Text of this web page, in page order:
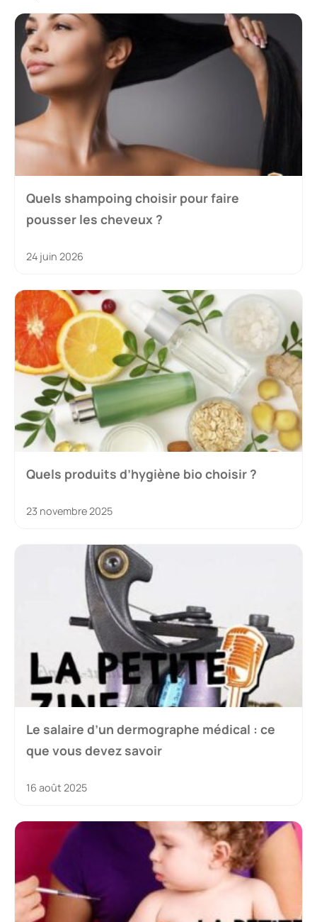
Quels shampoing choisir pour faire
pousser les cheveux ?
24 juin 2026
Quels produits d’hygiène bio choisir ?
23 novembre 2025
Le salaire d’un dermographe médical : ce
que vous devez savoir
16 août 2025